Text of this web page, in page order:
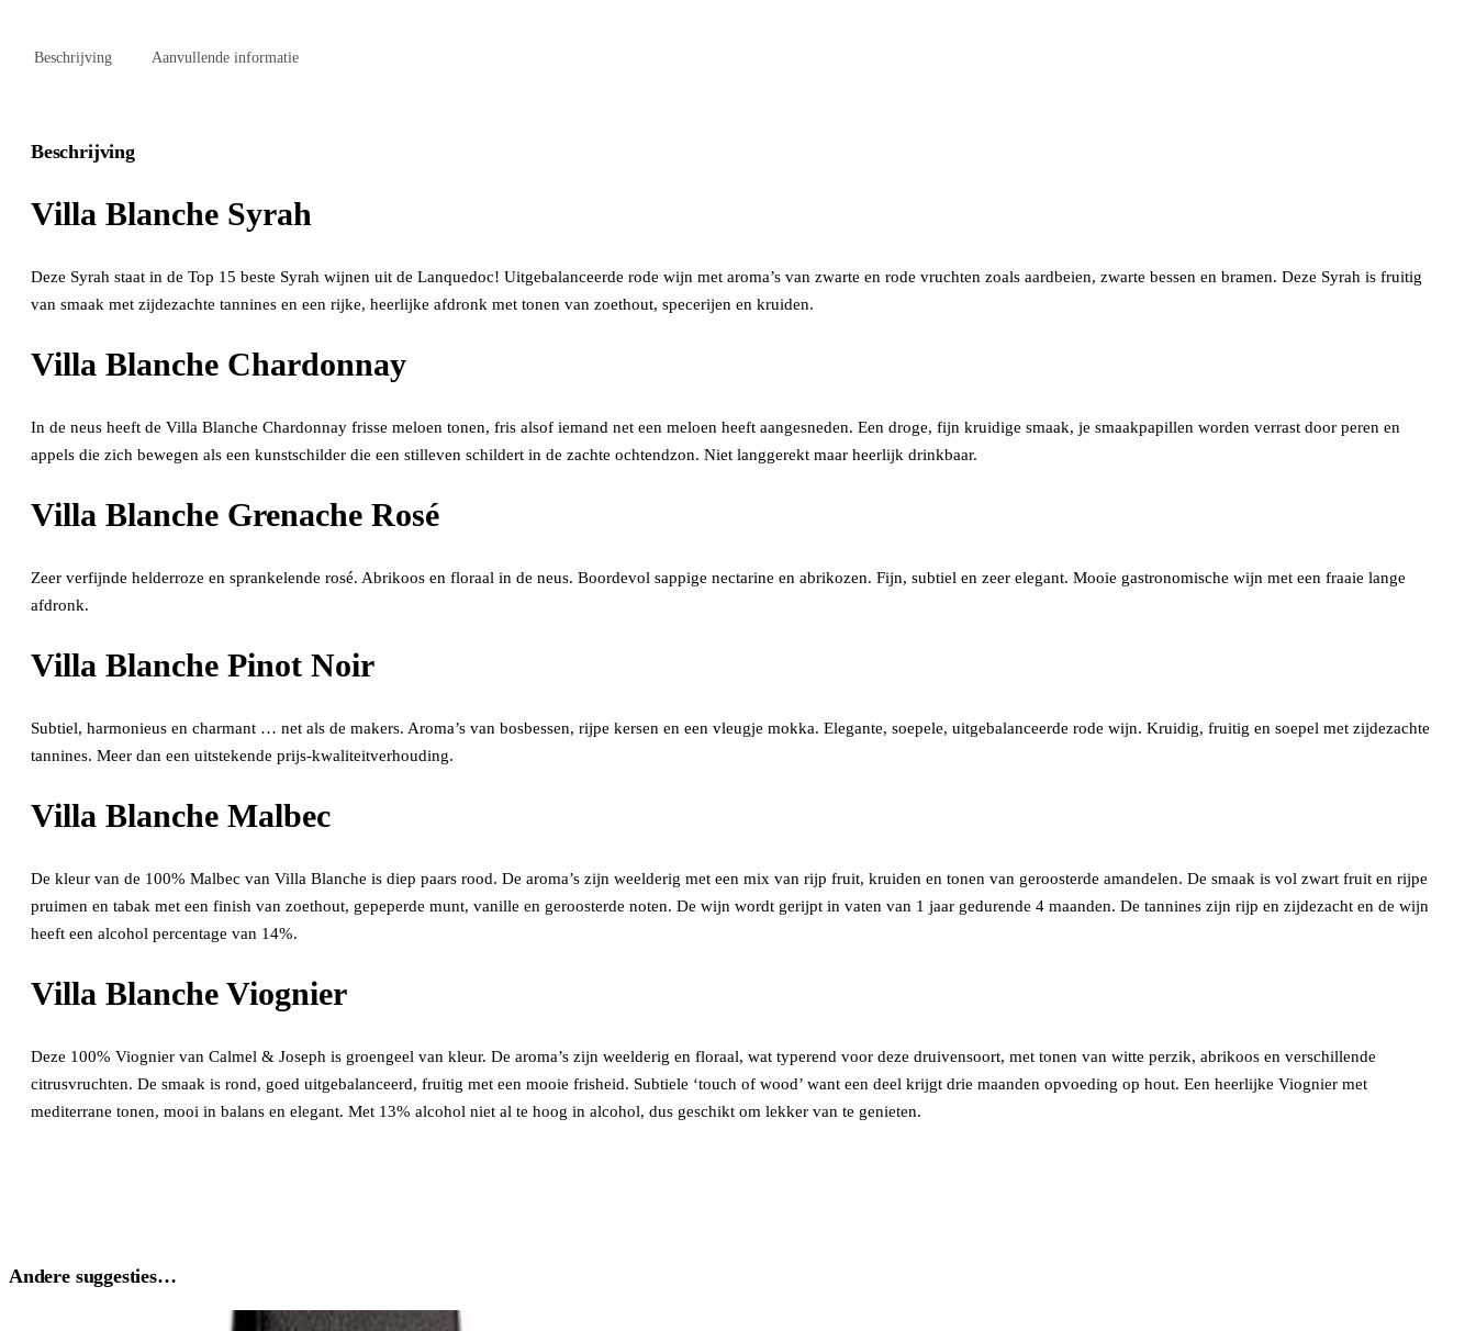
Beschrijving Aanvullende informatie
Beschrijving
Villa Blanche Syrah
Deze Syrah staat in de Top 15 beste Syrah wijnen uit de Lanquedoc! Uitgebalanceerde rode wijn met aroma’s van zwarte en rode vruchten zoals aardbeien, zwarte bessen en bramen. Deze Syrah is fruitig
van smaak met zijdezachte tannines en een rijke, heerlijke afdronk met tonen van zoethout, specerijen en kruiden.
Villa Blanche Chardonnay
In de neus heeft de Villa Blanche Chardonnay frisse meloen tonen, fris alsof iemand net een meloen heeft aangesneden. Een droge, fijn kruidige smaak, je smaakpapillen worden verrast door peren en
appels die zich bewegen als een kunstschilder die een stilleven schildert in de zachte ochtendzon. Niet langgerekt maar heerlijk drinkbaar.
Villa Blanche Grenache Rosé
Zeer verfijnde helderroze en sprankelende rosé. Abrikoos en floraal in de neus. Boordevol sappige nectarine en abrikozen. Fijn, subtiel en zeer elegant. Mooie gastronomische wijn met een fraaie lange
afdronk.
Villa Blanche Pinot Noir
Subtiel, harmonieus en charmant … net als de makers. Aroma’s van bosbessen, rijpe kersen en een vleugje mokka. Elegante, soepele, uitgebalanceerde rode wijn. Kruidig, fruitig en soepel met zijdezachte
tannines. Meer dan een uitstekende prijs-kwaliteitverhouding.
Villa Blanche Malbec
De kleur van de 100% Malbec van Villa Blanche is diep paars rood. De aroma’s zijn weelderig met een mix van rijp fruit, kruiden en tonen van geroosterde amandelen. De smaak is vol zwart fruit en rijpe
pruimen en tabak met een finish van zoethout, gepeperde munt, vanille en geroosterde noten. De wijn wordt gerijpt in vaten van 1 jaar gedurende 4 maanden. De tannines zijn rijp en zijdezacht en de wijn
heeft een alcohol percentage van 14%.
Villa Blanche Viognier
Deze 100% Viognier van Calmel & Joseph is groengeel van kleur. De aroma’s zijn weelderig en floraal, wat typerend voor deze druivensoort, met tonen van witte perzik, abrikoos en verschillende
citrusvruchten. De smaak is rond, goed uitgebalanceerd, fruitig met een mooie frisheid. Subtiele ‘touch of wood’ want een deel krijgt drie maanden opvoeding op hout. Een heerlijke Viognier met
mediterrane tonen, mooi in balans en elegant. Met 13% alcohol niet al te hoog in alcohol, dus geschikt om lekker van te genieten.
Andere suggesties…